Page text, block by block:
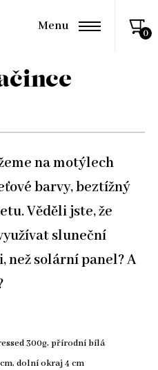
Menu
na motýlech
barvy, beztížný
Věděli jste, že
sluneční
než solární panel? A
300g, přírodní bílá
dolní okraj 4 cm